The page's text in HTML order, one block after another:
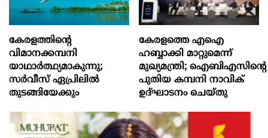
കേരളത്തിന്റെ
വിമാനക്കമ്പനി
യാഥാര്‍ത്ഥ്യമാകുന്നു;
സര്‍വീസ് ഏപ്രിലില്‍
തുടങ്ങിയേക്കും
കേരളത്തെ എഐ
ഹബ്ബാക്കി മാറ്റുമെന്ന്
മുഖ്യമന്ത്രി; ഐബിഎസിന്റെ
പുതിയ കമ്പനി നാവിക്
ഉദ്ഘാടനം ചെയ്തു